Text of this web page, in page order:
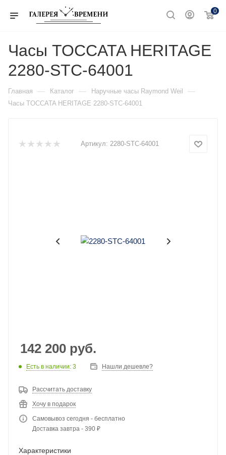
0
Часы TOCCATA HERITAGE
2280-STC-64001
Главная — Каталог — Наручные часы Raymond Weil —
Часы TOCCATA HERITAGE 2280-STC-64001
Артикул: 2280-STC-64001
142 200 руб.
Есть в наличии: 3 Нашли дешевле?
Рассчитать доставку
Хочу в подарок
Самовывоз сегодня - бесплатно
Доставка завтра - 390 ₽
Характеристики